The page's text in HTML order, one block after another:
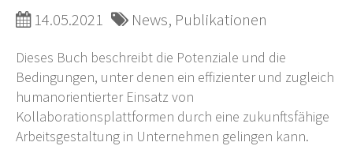
14.05.2021 News, Publikationen
Dieses Buch beschreibt die Potenziale und die
Bedingungen, unter denen ein effizienter und zugleich
humanorientierter Einsatz von
Kollaborationsplattformen durch eine zukunftsfähige
Arbeitsgestaltung in Unternehmen gelingen kann.